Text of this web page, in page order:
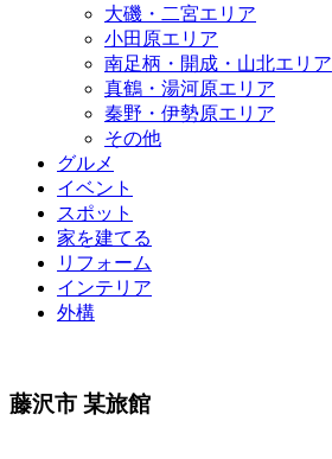
大磯・二宮エリア
小田原エリア
南足柄・開成・山北エリア
真鶴・湯河原エリア
秦野・伊勢原エリア
その他
グルメ
イベント
スポット
家を建てる
リフォーム
インテリア
外構
藤沢市 某旅館